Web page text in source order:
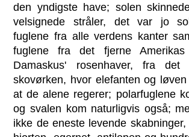
den yndigste have; solen
velsignede stråler, det var jo
fuglene fra alle verdens kanter
fuglene fra det fjerne
Damaskus' rosenhaver, fra det
skovørken, hvor elefanten og
at de alene regerer; polarfuglene
og svalen kom naturligvis også;
ikke de eneste levende